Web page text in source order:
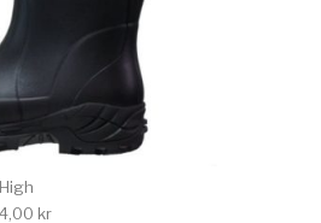
ursprungliga priset var: 1699,00 kr.
krDet nuvarande priset är: 1274,00 kr.